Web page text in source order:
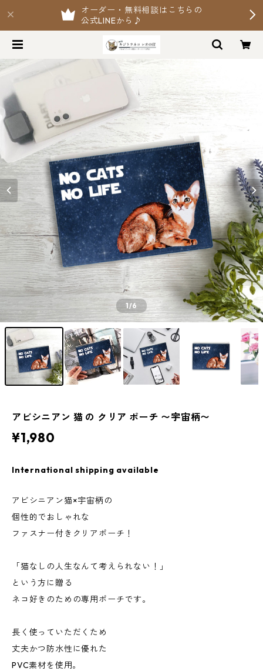
オーダー・無料相談はこちらの
公式LINEから♪
1/6
アビシニアン 猫 の クリア ポーチ 〜宇宙柄〜
¥1,980
International shipping available
アビシニアン猫×宇宙柄の
個性的でおしゃれな
ファスナー付きクリアポーチ！
「猫なしの人生なんて考えられない！」
という方に贈る
ネコ好きのための専用ポーチです。
長く使っていただくため
丈夫かつ防水性に優れた
PVC素材を使用。